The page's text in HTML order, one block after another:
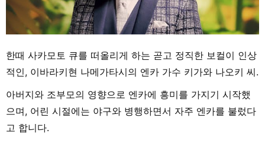
한때 사카모토 큐를 떠올리게 하는 곧고 정직한 보컬이 인상
적인, 이바라키현 나메가타시의 엔카 가수 키가와 나오키 씨.
아버지와 조부모의 영향으로 엔카에 흥미를 가지기 시작했
으며, 어린 시절에는 야구와 병행하면서 자주 엔카를 불렀다
고 합니다.